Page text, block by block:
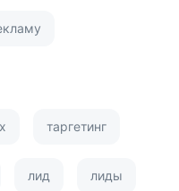
таргетинг
лид лиды